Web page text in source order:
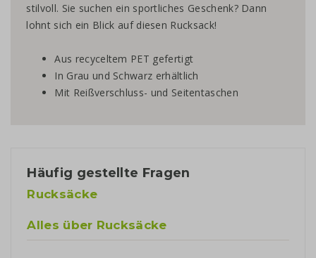
stilvoll. Sie suchen ein sportliches Geschenk? Dann
lohnt sich ein Blick auf diesen Rucksack!
Aus recyceltem PET gefertigt
In Grau und Schwarz erhältlich
Mit Reißverschluss- und Seitentaschen
Häufig gestellte Fragen
Rucksäcke
Alles über Rucksäcke